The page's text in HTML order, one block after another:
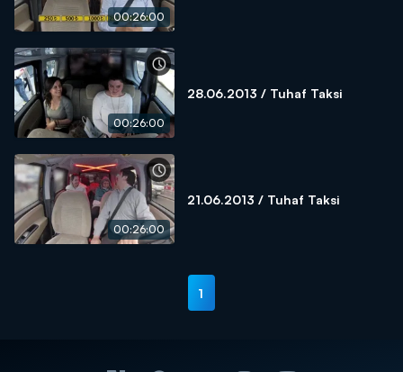
00:26:00
00:26:00
28.06.2013 / Tuhaf Taksi
00:26:00
21.06.2013 / Tuhaf Taksi
1